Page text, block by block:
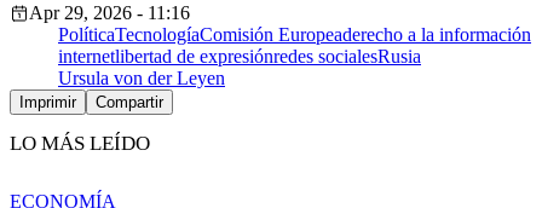
Apr 29, 2026 - 11:16
PolíticaTecnologíaComisión Europeaderecho a la información
internetlibertad de expresiónredes socialesRusia
Ursula von der Leyen
Imprimir Compartir
LO MÁS LEÍDO
ECONOMÍA